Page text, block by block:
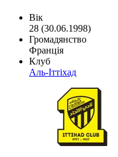
Вік
28 (30.06.1998)
Громадянство
Франція
Клуб
Аль-Іттіхад